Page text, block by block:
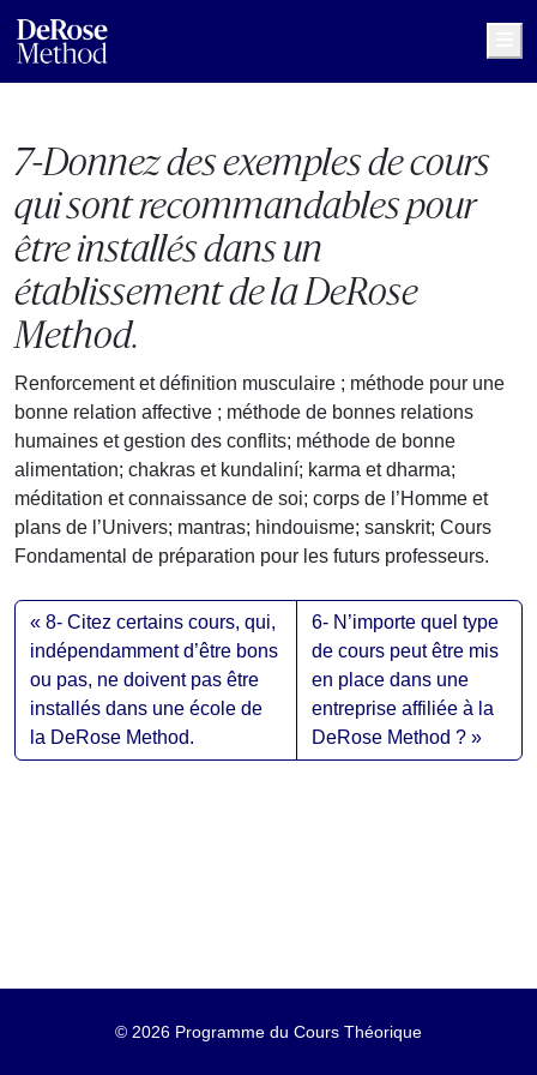
7-Donnez des exemples de cours
qui sont recommandables pour
être installés dans un
établissement de la DeRose
Method.
Renforcement et définition musculaire ; méthode pour une
bonne relation affective ; méthode de bonnes relations
humaines et gestion des conflits; méthode de bonne
alimentation; chakras et kundaliní; karma et dharma;
méditation et connaissance de soi; corps de l’Homme et
plans de l’Univers; mantras; hindouisme; sanskrit; Cours
Fondamental de préparation pour les futurs professeurs.
8- Citez certains cours, qui,
indépendamment d’être bons
ou pas, ne doivent pas être
installés dans une école de
la DeRose Method.
6- N’importe quel type
de cours peut être mis
en place dans une
entreprise affiliée à la
DeRose Method ?
© 2026 Programme du Cours Théorique